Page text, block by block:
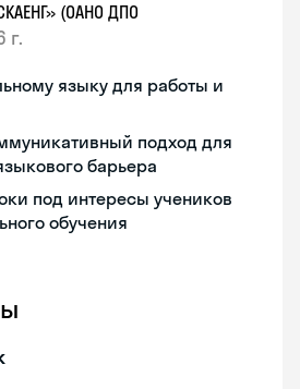
(ОАНО ДПО
г.
языку для работы и
подход для
барьера
под интересы учеников
обучения